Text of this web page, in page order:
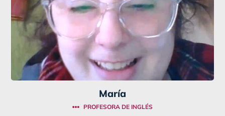
María
PROFESORA DE INGLÉS